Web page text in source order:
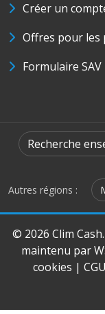
Créer un
Offres pour les
Formulaire SAV
Recherche
Autres régions :
© 2026 Clim
maintenu par
cookies | CGU